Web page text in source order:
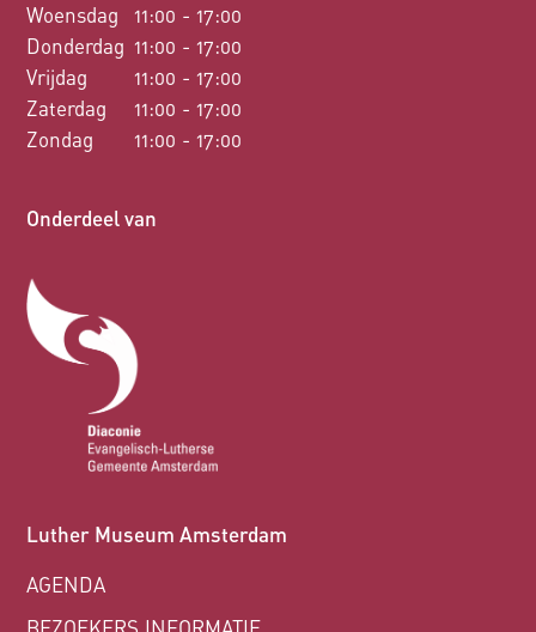
Woensdag
Donderdag
Vrijdag
Zaterdag
Zondag
11:00 - 17:00
11:00 - 17:00
11:00 - 17:00
11:00 - 17:00
11:00 - 17:00
Onderdeel van
Luther Museum Amsterdam
AGENDA